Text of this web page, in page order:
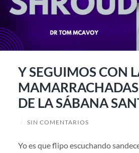
Y SEGUIMOS CON
DE LA SÁBANA
/ SIN COMENTARIOS
Yo es que flipo escuchando